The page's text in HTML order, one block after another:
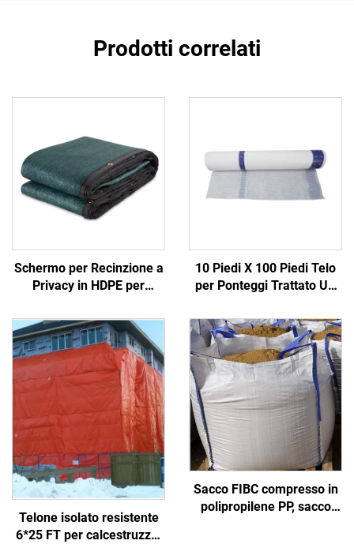
Prodotti correlati
Schermo per Recinzione a
Privacy in HDPE per
Cantiere - Recinzione
Esterna Durevole, Grigliato
e Cancelli
10 Piedi X 100 Piedi Telo
per Ponteggi Trattato UV
di Poliestere Rinforzato
per Protezione
Meteorologica nell'Edilizia
Telone isolato resistente
6*25 FT per calcestruzzo,
Sacco FIBC compresso in
polipropilene PP, sacco